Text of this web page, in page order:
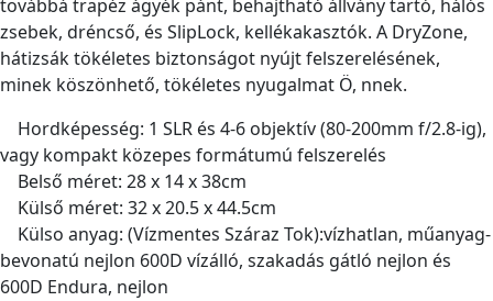
továbbá trapéz ágyék pánt, behajtható állvány tartó, hálós
zsebek, dréncső, és SlipLock, kellékakasztók. A DryZone,
hátizsák tökéletes biztonságot nyújt felszerelésének,
minek köszönhető, tökéletes nyugalmat Ö, nnek.
Hordképesség: 1 SLR és 4-6 objektív (80-200mm f/2.8-ig),
vagy kompakt közepes formátumú felszerelés
Belső méret: 28 x 14 x 38cm
Külső méret: 32 x 20.5 x 44.5cm
Külso anyag: (Vízmentes Száraz Tok):vízhatlan, műanyag-
bevonatú nejlon 600D vízálló, szakadás gátló nejlon és
600D Endura, nejlon